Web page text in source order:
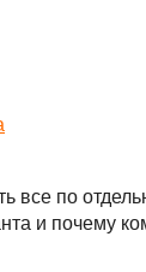
все по
и почему